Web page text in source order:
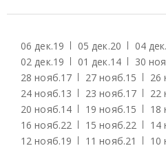
06 дек.19 05 дек.20 04 дек.
02 дек.19 01 дек.14 30
28 нояб.17 27 нояб.15 26
24 нояб.13 23 нояб.17 22
20 нояб.14 19 нояб.15 18
16 нояб.22 15 нояб.22 14
12 нояб.19 11 нояб.21 10